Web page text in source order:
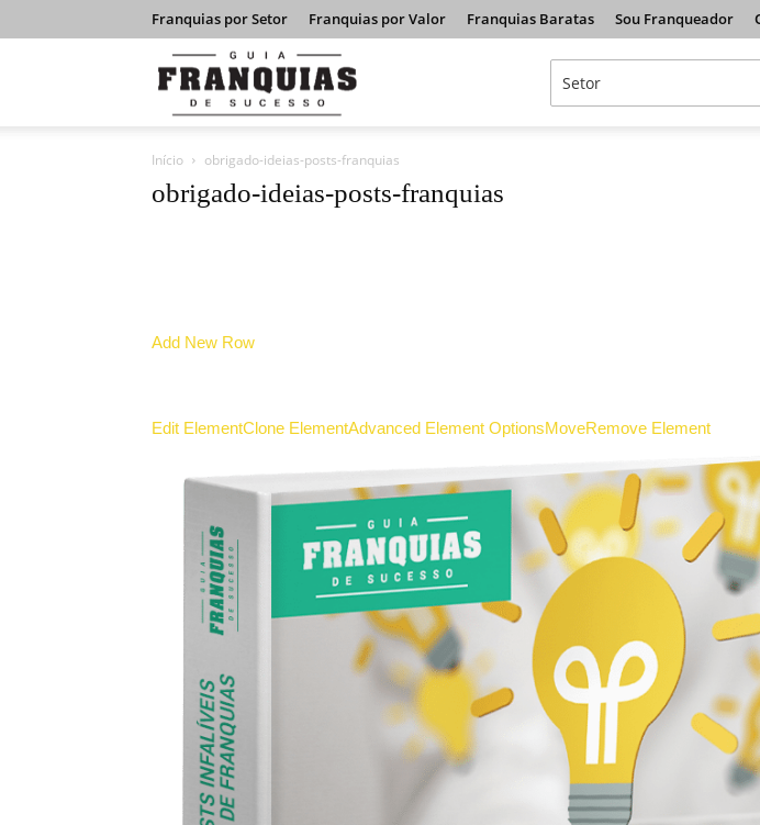
Franquias por Setor Franquias por Valor Franquias Baratas Sou Franqueador
Franquias
Início obrigado-ideias-posts-franquias
obrigado-ideias-posts-franquias
Add New Row
Edit ElementClone ElementAdvanced Element OptionsMoveRemove Element